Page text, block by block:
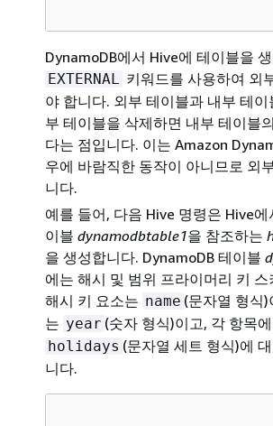
DynamoDB에서 Hive에 테이블을
EXTERNAL
키워드를 사용하여 외
야 합니다. 외부 테이블과 내부 테
부 테이블을 삭제하면 내부 테이블
다는 점입니다. 이는 Amazon
우에 바람직한 동작이 아니므로 외
니다.
예를 들어, 다음 Hive 명령은 Hive에
이블 dynamodbtable1을 참조하는
을 생성합니다. DynamoDB 테이블
에는 해시 및 범위 프라이머리 키
해시 키 요소는 name (문자열 형식
는 year (숫자 형식)이고, 각 항목
holidays (문자열 세트 형식)에
니다.